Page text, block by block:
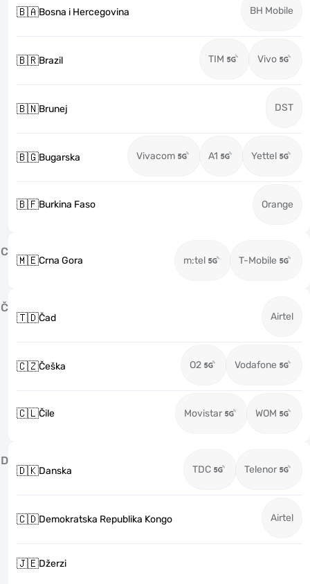
🇧🇦Bosna i Hercegovina BH Mobile
🇧🇷Brazil TIM Vivo
🇧🇳Brunej DST
🇧🇬Bugarska Vivacom A1 Yettel
🇧🇫Burkina Faso Orange
C
🇲🇪Crna Gora m:tel T-Mobile
Č
🇹🇩Čad Airtel
🇨🇿Češka O2 Vodafone
🇨🇱Čile Movistar WOM
D
🇩🇰Danska TDC Telenor
🇨🇩Demokratska Republika Kongo Airtel
🇯🇪Džerzi